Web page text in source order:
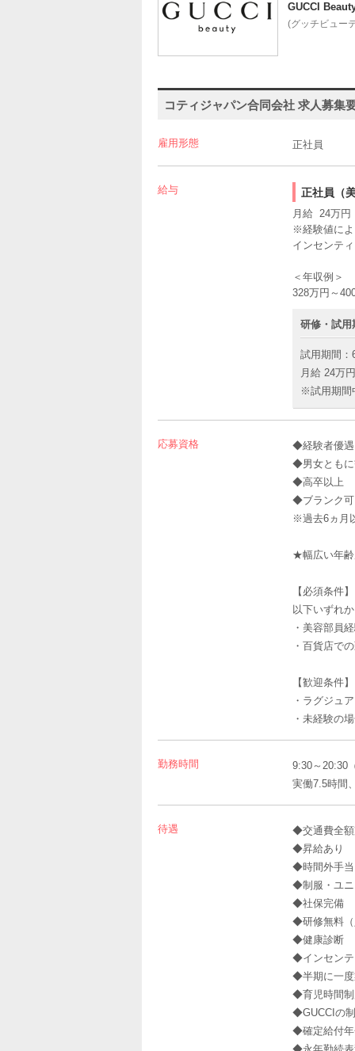
GUCCI
(グッチビュー
コティジャパン合同会社 求人募集
雇用形態 正社員
給与 正社員（
月給 24万円
※経験値に
インセンテ
＜年収例＞
328万円～
研修・試用
試用期間
月給 24万
※試用期間
応募資格
◆経験者優遇
◆男女ともに
◆高卒以上
◆ブランク可
※過去6ヵ月
★幅広い年齢
【必須条件】
以下いずれ
・美容部員
・百貨店で
【歓迎条件】
・ラグジュ
・未経験の
勤務時間
9:30～20:30
実働7.5時間
待遇
◆交通費全額
◆昇給あり
◆時間外手当
◆制服・ユニ
◆社保完備
◆研修無料（
◆健康診断
◆インセンテ
◆半期に一度
◆育児時間制
◆GUCCIの
◆確定給付年